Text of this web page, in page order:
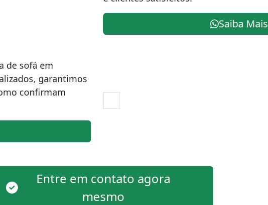
Saiba Mais
de sofá em
garantimos
confirmam
Entre em contato agora
mesmo